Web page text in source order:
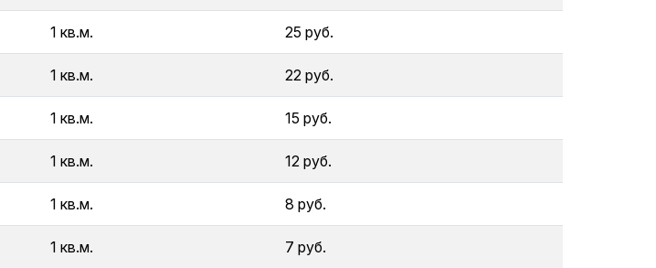
1 кв.м. 25 руб.
1 кв.м. 22 руб.
1 кв.м. 15 руб.
1 кв.м. 12 руб.
1 кв.м. 8 руб.
1 кв.м. 7 руб.